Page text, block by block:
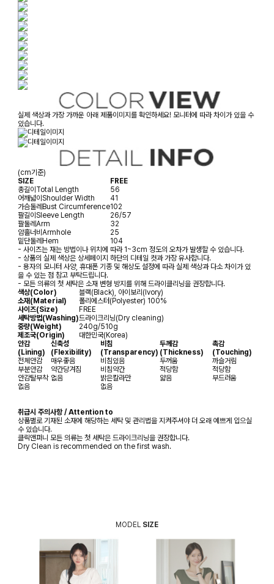
실제 색상과 가장 가까운 아래 제품이미지를 확인하세요! 모니터에 따라 차이가 있을 수
있습니다.
(cm기준)
SIZE
FREE
총길이Total Length
56
어깨넓이Shoulder Width
41
가슴둘레Bust Circumference102
팔길이Sleeve Length
26/57
팔둘레Arm
32
암홀너비Armhole
25
밑단둘레Hem
104
- 사이즈는 재는 방법이나 위치에 따라 1~3cm 정도의 오차가 발생할 수 있습니다.
- 상품의 실제 색상은 상세페이지 하단의 디테일 컷과 가장 유사합니다.
- 용자의 모니터 사양, 휴대폰 기종 및 해상도 설정에 따라 실제 색상과 다소 차이가 있
을 수 있는 점 참고 부탁드립니다.
- 모든 의류의 첫 세탁은 소재 변형 방지를 위해 드라이클리닝을 권장합니다.
색상(Color)
블랙(Black), 아이보리(Ivory)
소재(Material)
폴리에스터(Polyester) 100%
사이즈(Size)
FREE
세탁방법(Washing)드라이크리닝(Dry cleaning)
중량(Weight)
240g/510g
제조국(Origin)
대한민국(Korea)
안감
(Lining)
신축성
(Flexibility)
비침
(Transparency)
두께감
(Thickness)
촉감
(Touching)
전체안감
매우좋음 비침있음 두꺼움
까슬거림
부분안감
약간당겨짐 비침약간 적당함
적당함
안감탈부착 없음 밝은칼라만 얇음
부드러움
없음
없음
취급시 주의사항 / Attention to
상품별로 기재된 소재에 해당하는 세탁 및 관리법을 지켜주셔야 더 오래 예쁘게 입으실
수 있습니다.
클릭앤퍼니 모든 의류는 첫 세탁은 드라이크리닝을 권장합니다.
Dry Clean is recommended on the first wash.
MODEL SIZE